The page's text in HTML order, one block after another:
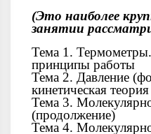
(Это наиболее
занятии
Тема 1.
принципы работы
Тема 2. Давление
кинетическая
Тема 3.
(продолжение)
Тема 4.